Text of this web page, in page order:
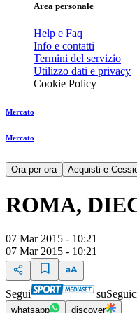
Area personale
Help e Faq
Info e contatti
Termini del servizio
Utilizzo dati e privacy
Cookie Policy
Mercato
Mercato
Ora per ora Acquisti e
ROMA,
07 Mar 2015 - 10:21
07 Mar 2015 - 10:21
Segui su
whatsapp discover